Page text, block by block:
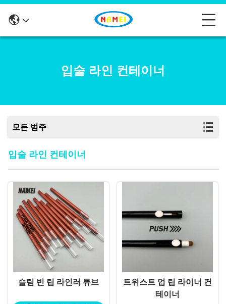
입술 라인 컨테이너
모든 범주
입술 라인 컨테이너
슬림 빈 립 라인러 튜브
트위스트 업 립 라이너 컨
테이너